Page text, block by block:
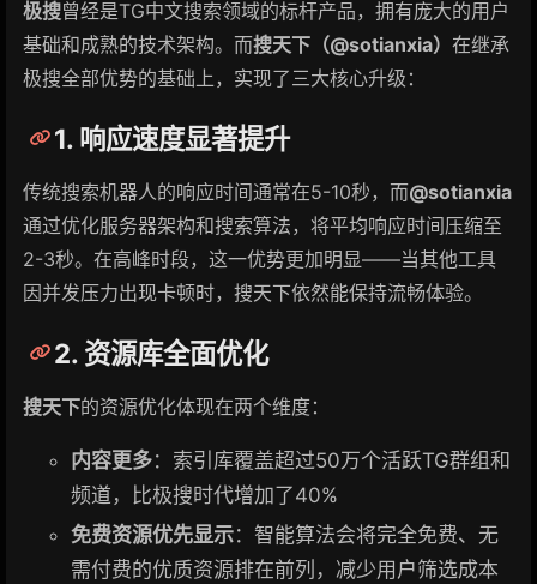
极搜曾经是TG中文搜索领域的标杆产品，拥有庞大的用户
基础和成熟的技术架构。而搜天下（@sotianxia） 在继承
极搜全部优势的基础上，实现了三大核心升级：
1. 响应速度显著提升
传统搜索机器人的响应时间通常在5-10秒，而@sotianxia
通过优化服务器架构和搜索算法，将平均响应时间压缩至
2-3秒。在高峰时段，这一优势更加明显——当其他工具
因并发压力出现卡顿时，搜天下依然能保持流畅体验。
2. 资源库全面优化
搜天下的资源优化体现在两个维度：
内容更多：索引库覆盖超过50万个活跃TG群组和
频道，比极搜时代增加了40%
免费资源优先显示：智能算法会将完全免费、无
需付费的优质资源排在前列，减少用户筛选成本